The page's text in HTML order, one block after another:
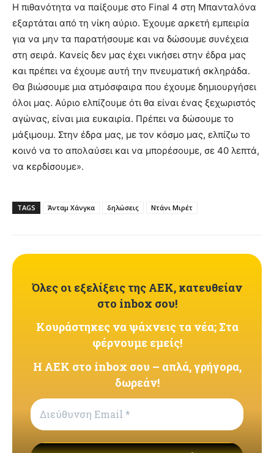
Η πιθανότητα να παίξουμε στο Final 4 στη Μπανταλόνα
εξαρτάται από τη νίκη αύριο. Έχουμε αρκετή εμπειρία
για να μην τα παρατήσουμε και να δώσουμε συνέχεια
στη σειρά. Κανείς δεν μας έχει νικήσει στην έδρα μας
και πρέπει να έχουμε αυτή την πνευματική σκληράδα.
Θα βιώσουμε μια ατμόσφαιρα που έχουμε δημιουργήσει
όλοι μας. Αύριο ελπίζουμε ότι θα είναι ένας ξεχωριστός
αγώνας, είναι μια ευκαιρία. Πρέπει να δώσουμε το
μάξιμουμ. Στην έδρα μας, με τον κόσμο μας, ελπίζω το
κοινό να το απολαύσει και να μπορέσουμε, σε 40 λεπτά,
να κερδίσουμε».
TAGS Άνταμ Χάνγκα δηλώσεις Ντάνι Μιρέτ